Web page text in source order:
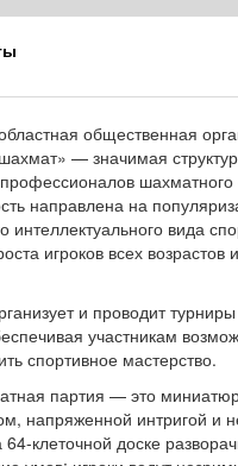
общественная
— значимая
шахматного
направлена на
интеллектуального вида
игроков всех возрастов
и проводит
участникам
спортивное мастерство.
партия — это
напряженной интригой и
доске